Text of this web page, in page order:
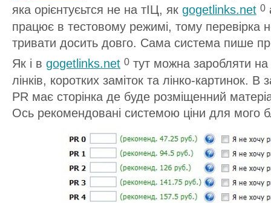
яка орієнтуєьтся не на тІЦ, як gogetlinks.net 0
працює в тестовому режимі, тому перевірка
тривати досить довго. Сама система пише
Як і в gogetlinks.net 0 тут можна заробляти на
лінків, коротких заміток та лінко-картинок. В
PR має сторінка де буде розміщенний
Ось рекомендовані системою ціни для мого